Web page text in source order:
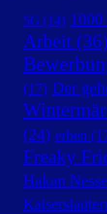
5G (14) 1000
Arbeit
(17) Der
(24) erben
Freaky
Hakan